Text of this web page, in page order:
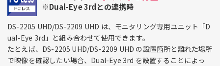
※Dual-Eye 3rdとの連携時
DS-2205 UHD/DS-2209 UHD は、モニタリング専用ユニット「D
ual-Eye 3rd」と組み合わせて使用できます。
たとえば、DS-2205 UHD/DS-2209 UHD の設置箇所と離れた場所
で映像を確認したい場合、Dual-Eye 3rd を設置することによっ